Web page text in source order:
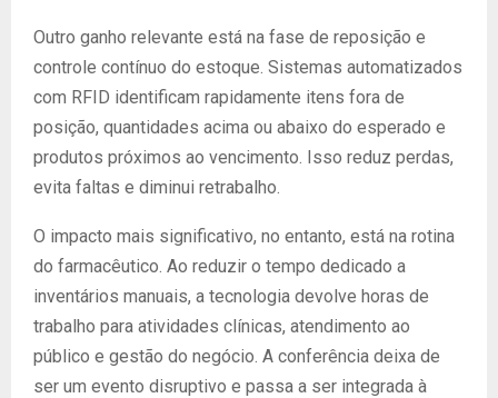
Outro ganho relevante está na fase de reposição e
controle contínuo do estoque. Sistemas automatizados
com RFID identificam rapidamente itens fora de
posição, quantidades acima ou abaixo do esperado e
produtos próximos ao vencimento. Isso reduz perdas,
evita faltas e diminui retrabalho.
O impacto mais significativo, no entanto, está na rotina
do farmacêutico. Ao reduzir o tempo dedicado a
inventários manuais, a tecnologia devolve horas de
trabalho para atividades clínicas, atendimento ao
público e gestão do negócio. A conferência deixa de
ser um evento disruptivo e passa a ser integrada à